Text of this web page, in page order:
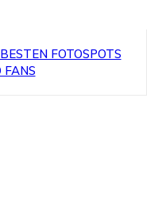
FOTOSPOTS
FANS